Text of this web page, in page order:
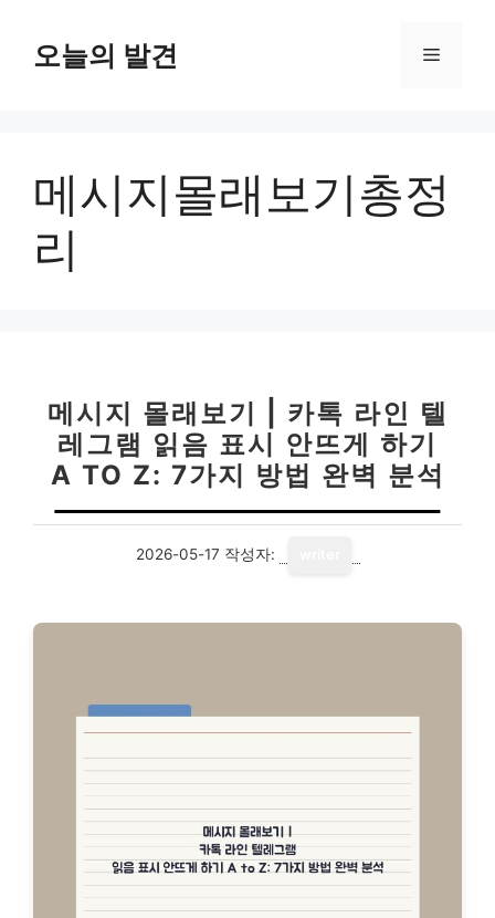
오늘의 발견 메
메시지몰래보기총정
리
메시지 몰래보기 | 카톡 라인 텔
레그램 읽음 표시 안뜨게 하기
A TO Z: 7가지 방법 완벽 분석
2026-05-17 작성자: